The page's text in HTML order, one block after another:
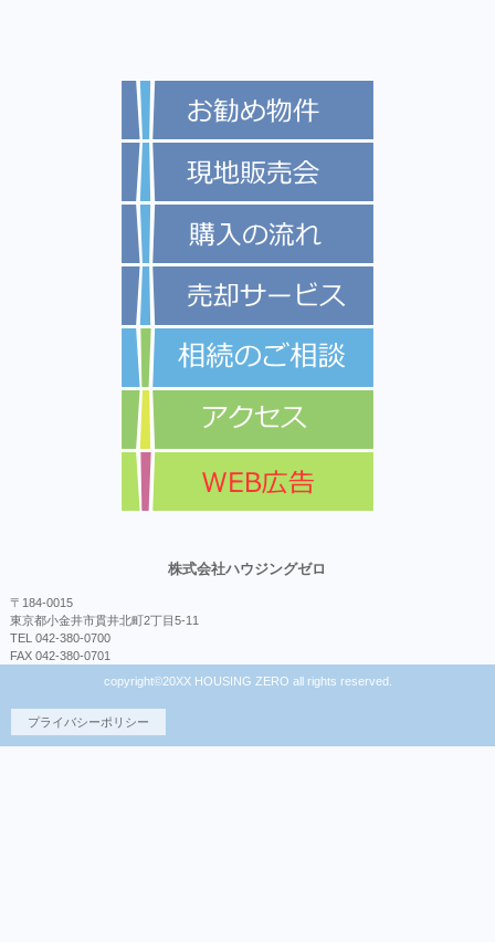
株式会社ハウジングゼロ
〒184-0015
東京都小金井市貫井北町2丁目5-11
TEL 042-380-0700
FAX 042-380-0701
copyright©20XX HOUSING ZERO all rights reserved.
プライバシーポリシー